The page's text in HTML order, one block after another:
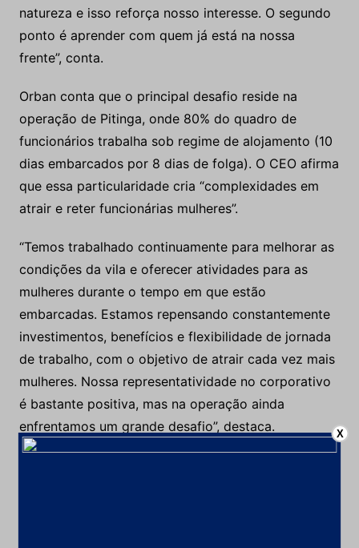
natureza e isso reforça nosso interesse. O segundo
ponto é aprender com quem já está na nossa
frente”, conta.
Orban conta que o principal desafio reside na
operação de Pitinga, onde 80% do quadro de
funcionários trabalha sob regime de alojamento (10
dias embarcados por 8 dias de folga). O CEO afirma
que essa particularidade cria “complexidades em
atrair e reter funcionárias mulheres”.
“Temos trabalhado continuamente para melhorar as
condições da vila e oferecer atividades para as
mulheres durante o tempo em que estão
embarcadas. Estamos repensando constantemente
investimentos, benefícios e flexibilidade de jornada
de trabalho, com o objetivo de atrair cada vez mais
mulheres. Nossa representatividade no corporativo
é bastante positiva, mas na operação ainda
enfrentamos um grande desafio”, destaca.
X